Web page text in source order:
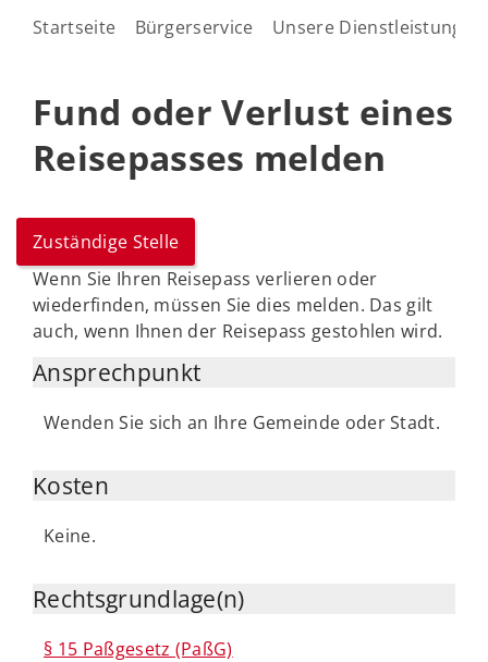
Startseite Bürgerservice Unsere Dienstleistungen
Fund oder Verlust eines
Reisepasses melden
Zuständige Stelle
Wenn Sie Ihren Reisepass verlieren oder
wiederfinden, müssen Sie dies melden. Das gilt
auch, wenn Ihnen der Reisepass gestohlen wird.
Ansprechpunkt
Wenden Sie sich an Ihre Gemeinde oder Stadt.
Kosten
Keine.
Rechtsgrundlage(n)
§ 15 Paßgesetz (PaßG)